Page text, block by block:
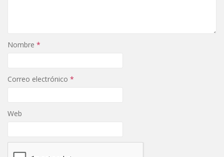
Nombre *
Correo electrónico *
Web